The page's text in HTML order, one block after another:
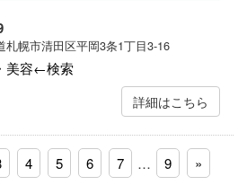
札幌市清田区平岡3条1丁目3-16
美容←検索
詳細はこちら
4 5 6 7 … 9 »